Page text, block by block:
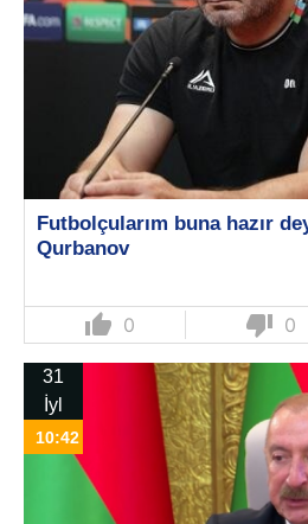
Futbolçularım buna hazır
Qurbanov
thumb_up 0 thumb_down 0
31
İyl
10:42